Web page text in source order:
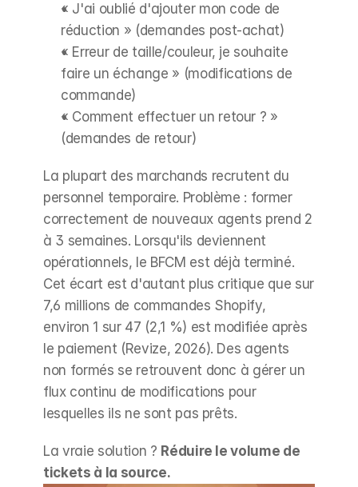
« J'ai oublié d'ajouter mon code de
réduction » (demandes post-achat)
« Erreur de taille/couleur, je souhaite
faire un échange » (modifications de
commande)
« Comment effectuer un retour ? »
(demandes de retour)
La plupart des marchands recrutent du
personnel temporaire. Problème : former
correctement de nouveaux agents prend 2
à 3 semaines. Lorsqu'ils deviennent
opérationnels, le BFCM est déjà terminé.
Cet écart est d'autant plus critique que sur
7,6 millions de commandes Shopify,
environ 1 sur 47 (2,1 %) est modifiée après
le paiement (Revize, 2026). Des agents
non formés se retrouvent donc à gérer un
flux continu de modifications pour
lesquelles ils ne sont pas prêts.
La vraie solution ? Réduire le volume de
tickets à la source.